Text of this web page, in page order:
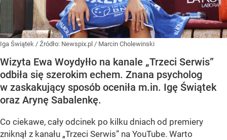
Iga Świątek / Źródło: Newspix.pl / Marcin Cholewinski
Wizyta Ewa Woydyłło na kanale „Trzeci Serwis”
odbiła się szerokim echem. Znana psycholog
w zaskakujący sposób oceniła m.in. Igę Świątek
oraz Arynę Sabalenkę.
Co ciekawe, cały odcinek po kilku dniach od premiery
zniknął z kanału „Trzeci Serwis” na YouTube. Warto